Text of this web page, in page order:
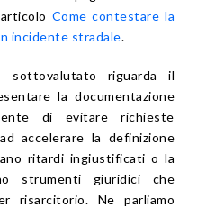
Come contestare la
incidente stradale.
sottovalutato riguarda il
la documentazione
di evitare richieste
accelerare la definizione
ritardi ingiustificati o la
strumenti giuridici che
risarcitorio. Ne parliamo